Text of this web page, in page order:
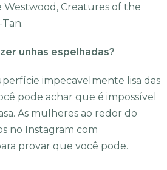
Westwood, Creatures of the
unhas espelhadas?
impecavelmente lisa das
pode achar que é impossível
As mulheres ao redor do
no Instagram com
provar que você pode.